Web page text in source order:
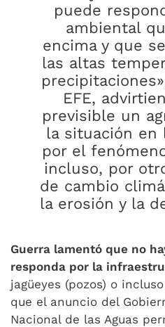
puede
ambiental
encima y que
las altas
EFE,
previsible un
la situación en
por el
incluso, por
de cambio
la erosión y la
Guerra lamentó que no
responda por la
jagüeyes (pozos) o
que el anuncio del
Nacional de las Aguas